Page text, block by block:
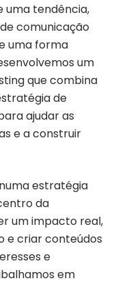
uma tendência,
comunicação
uma forma
um
que combina
de
ajudar as
e a construir
estratégia
da
um impacto real,
e criar conteúdos
e
em